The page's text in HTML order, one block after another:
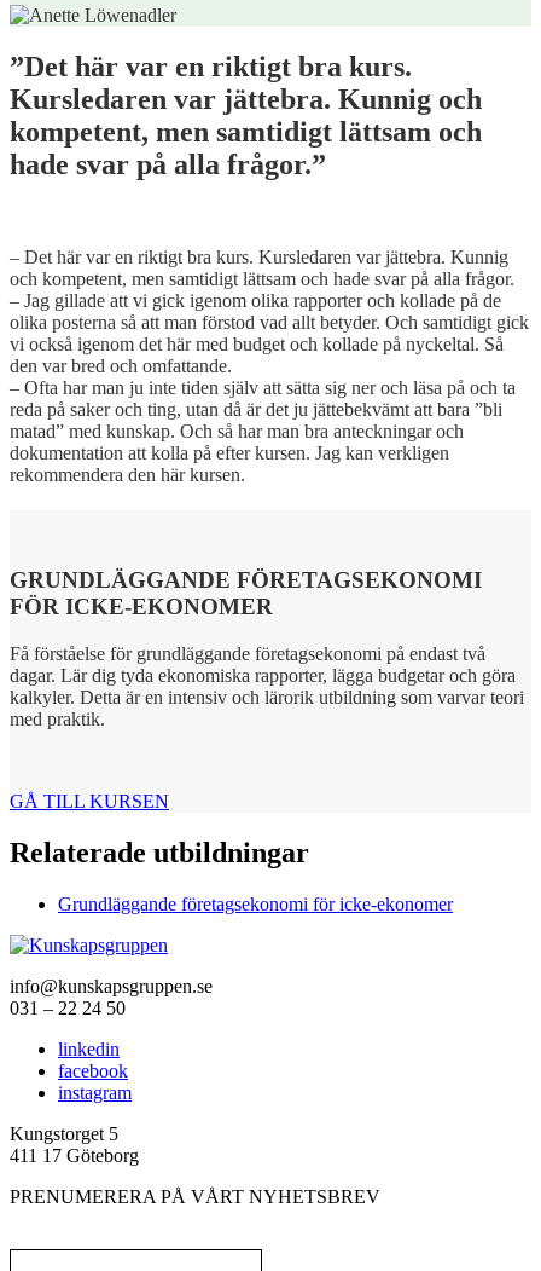
”Det här var en riktigt bra kurs.
Kursledaren var jättebra. Kunnig och
kompetent, men samtidigt lättsam och
hade svar på alla frågor.”
– Det här var en riktigt bra kurs. Kursledaren var jättebra. Kunnig
och kompetent, men samtidigt lättsam och hade svar på alla frågor.
– Jag gillade att vi gick igenom olika rapporter och kollade på de
olika posterna så att man förstod vad allt betyder. Och samtidigt gick
vi också igenom det här med budget och kollade på nyckeltal. Så
den var bred och omfattande.
– Ofta har man ju inte tiden själv att sätta sig ner och läsa på och ta
reda på saker och ting, utan då är det ju jättebekvämt att bara ”bli
matad” med kunskap. Och så har man bra anteckningar och
dokumentation att kolla på efter kursen. Jag kan verkligen
rekommendera den här kursen.
GRUNDLÄGGANDE FÖRETAGSEKONOMI
FÖR ICKE-EKONOMER
Få förståelse för grundläggande företagsekonomi på endast två
dagar. Lär dig tyda ekonomiska rapporter, lägga budgetar och göra
kalkyler. Detta är en intensiv och lärorik utbildning som varvar teori
med praktik.
GÅ TILL KURSEN
Relaterade utbildningar
Grundläggande företagsekonomi för icke-ekonomer
info@kunskapsgruppen.se
031 – 22 24 50
linkedin
facebook
instagram
Kungstorget 5
411 17 Göteborg
PRENUMERERA PÅ VÅRT NYHETSBREV